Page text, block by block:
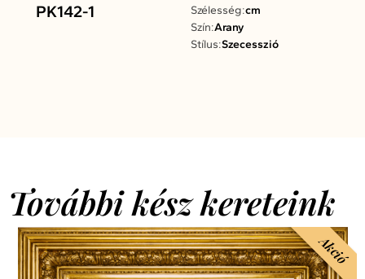
PK142-1 Szélesség:cm
Szín:Arany
Stílus:Szecesszió
További kész kereteink
Akció